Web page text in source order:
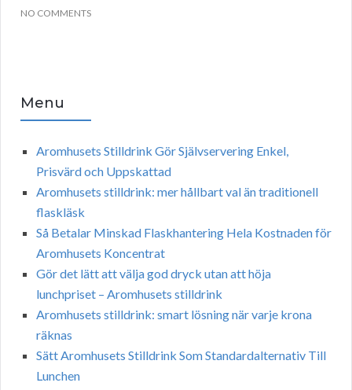
NO COMMENTS
Menu
Aromhusets Stilldrink Gör Självservering Enkel,
Prisvärd och Uppskattad
Aromhusets stilldrink: mer hållbart val än traditionell
flaskläsk
Så Betalar Minskad Flaskhantering Hela Kostnaden för
Aromhusets Koncentrat
Gör det lätt att välja god dryck utan att höja
lunchpriset – Aromhusets stilldrink
Aromhusets stilldrink: smart lösning när varje krona
räknas
Sätt Aromhusets Stilldrink Som Standardalternativ Till
Lunchen